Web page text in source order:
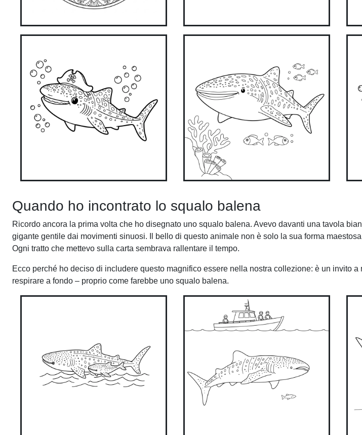
Quando ho incontrato lo squalo balena
Ricordo ancora la prima volta che ho disegnato uno squalo balena. Avevo davanti una tavola
gigante gentile dai movimenti sinuosi. Il bello di questo animale non è solo la sua forma
Ogni tratto che mettevo sulla carta sembrava rallentare il tempo.
Ecco perché ho deciso di includere questo magnifico essere nella nostra collezione: è un invito a
respirare a fondo – proprio come farebbe uno squalo balena.